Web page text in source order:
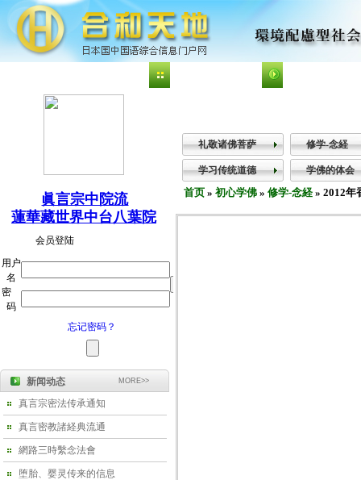
礼敬诸佛菩萨 修学-念経
学习传统道德 学佛的体会
首页 » 初心学佛 » 修学-念経 » 2012年
眞言宗中院流
蓮華藏世界中台八葉院
新闻动态 MORE>>
真言宗密法传承通知
真言密教諸経典流通
網路三時繫念法會
堕胎、婴灵传来的信息